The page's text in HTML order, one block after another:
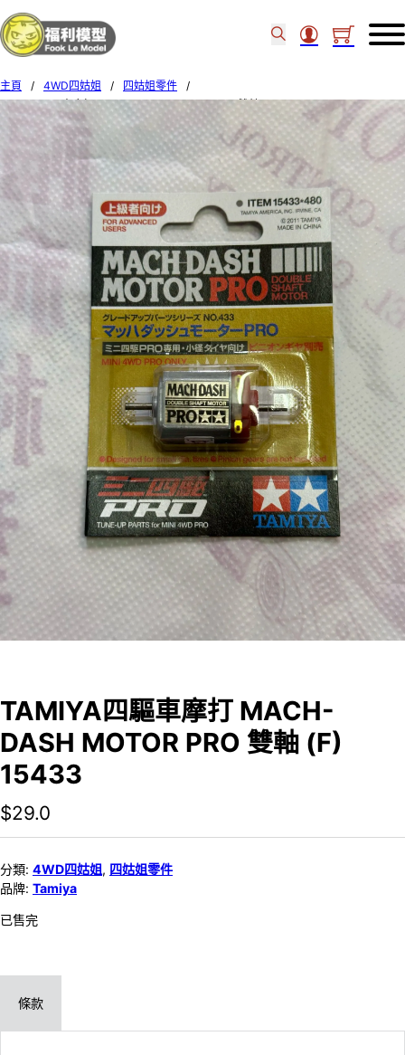
主頁 / 4WD四姑姐 / 四姑姐零件
/
TAMIYA四驅車摩打 MACH-DASH MOTOR PRO 雙軸 (F) 15433
TAMIYA四驅車摩打 MACH-
DASH MOTOR PRO 雙軸 (F)
15433
$29.0
分類: 4WD四姑姐, 四姑姐零件
品牌: Tamiya
已售完
條款